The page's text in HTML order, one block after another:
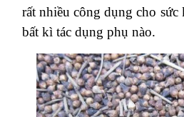
rất nhiều công dụng cho
bất kì tác dụng phụ nào.